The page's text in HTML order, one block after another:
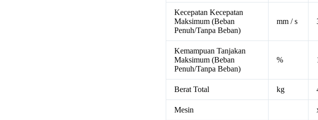
Kecepatan Kecepatan
Maksimum (Beban
Penuh/Tanpa Beban)
mm / s
Kemampuan Tanjakan
Maksimum (Beban
Penuh/Tanpa Beban)
%
Berat Total kg
Mesin